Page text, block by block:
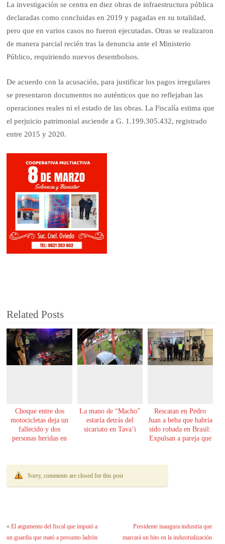
La investigación se centra en diez obras de infraestructura pública
declaradas como concluidas en 2019 y pagadas en su totalidad,
pero que en varios casos no fueron ejecutadas. Otras se realizaron
de manera parcial recién tras la denuncia ante el Ministerio
Público, requiriendo nuevos desembolsos.
De acuerdo con la acusación, para justificar los pagos irregulares
se presentaron documentos no auténticos que no reflejaban las
operaciones reales ni el estado de las obras. La Fiscalía estima que
el perjuicio patrimonial asciende a G. 1.199.305.432, registrado
entre 2015 y 2020.
Related Posts
Choque entre dos
motocicletas deja un
fallecido y dos
personas heridas en
La mano de “Macho”
estaría detrás del
sicariato en Tava’i
Rescatan en Pedro
Juan a beba que habría
sido robada en Brasil:
Expulsan a pareja que
Sorry, comments are closed for this post
«El argumento del fiscal que imputó a
un guardia que mató a presunto ladrón
Presidente inaugura industria que
marcará un hito en la industrialización